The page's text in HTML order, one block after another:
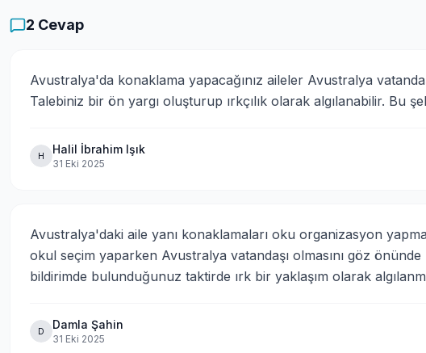
2 Cevap
Avustralya'da konaklama yapacağınız aileler Avustralya
Talebiniz bir ön yargı oluşturup ırkçılık olarak algılanabilir. Bu
H Halil İbrahim Işık
31 Eki 2025
Avustralya'daki aile yanı konaklamaları oku organizasyon
okul seçim yaparken Avustralya vatandaşı olmasını göz
bildirimde bulunduğunuz taktirde ırk bir yaklaşım olarak
D Damla Şahin
31 Eki 2025